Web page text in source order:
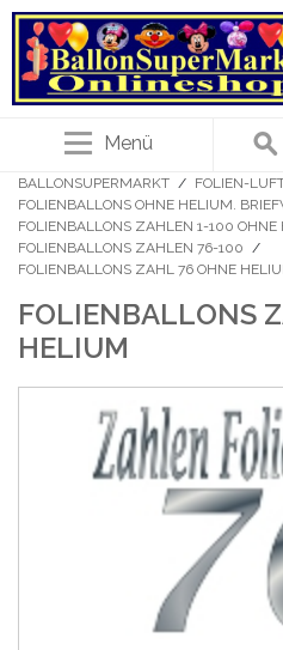
Menü
BALLONSUPERMARKT / FOLIEN-
FOLIENBALLONS OHNE HELIUM.
FOLIENBALLONS ZAHLEN 1-100 OHNE
FOLIENBALLONS ZAHLEN 76-100 /
FOLIENBALLONS ZAHL 76 OHNE
FOLIENBALLONS
HELIUM